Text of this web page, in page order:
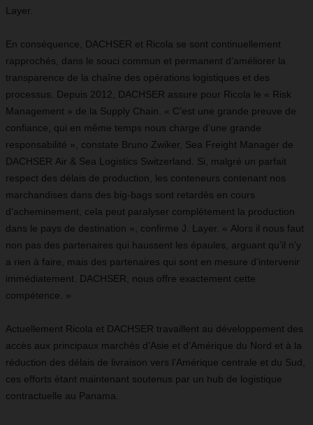
Layer.
En conséquence, DACHSER et Ricola se sont continuellement
rapprochés, dans le souci commun et permanent d’améliorer la
transparence de la chaîne des opérations logistiques et des
processus. Depuis 2012, DACHSER assure pour Ricola le « Risk
Management » de la Supply Chain. « C’est une grande preuve de
confiance, qui en même temps nous charge d’une grande
responsabilité », constate Bruno Zwiker, Sea Freight Manager de
DACHSER Air & Sea Logistics Switzerland. Si, malgré un parfait
respect des délais de production, les conteneurs contenant nos
marchandises dans des big-bags sont retardés en cours
d’acheminement, cela peut paralyser complètement la production
dans le pays de destination », confirme J. Layer. « Alors il nous faut
non pas des partenaires qui haussent les épaules, arguant qu’il n’y
a rien à faire, mais des partenaires qui sont en mesure d’intervenir
immédiatement. DACHSER, nous offre exactement cette
compétence. »
Actuellement Ricola et DACHSER travaillent au développement des
accès aux principaux marchés d’Asie et d’Amérique du Nord et à la
réduction des délais de livraison vers l’Amérique centrale et du Sud,
ces efforts étant maintenant soutenus par un hub de logistique
contractuelle au Panama.